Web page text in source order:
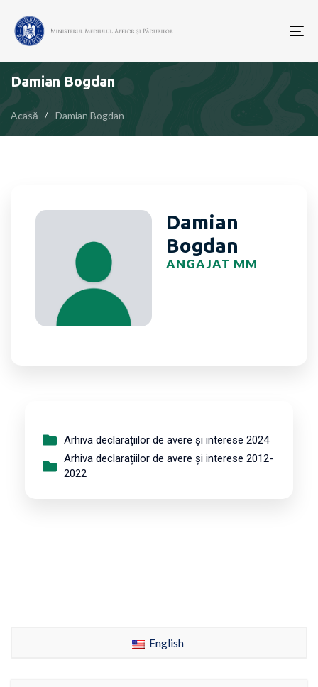
Damian Bogdan
Acasă Damian Bogdan
Damian
Bogdan
ANGAJAT MM
Arhiva declarațiilor de avere și interese 2024
Arhiva declarațiilor de avere și interese 2012-
2022
English